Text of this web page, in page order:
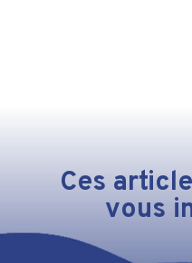
Ces
vous